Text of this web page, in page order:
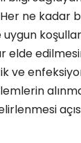
ne kadar
elde
ve